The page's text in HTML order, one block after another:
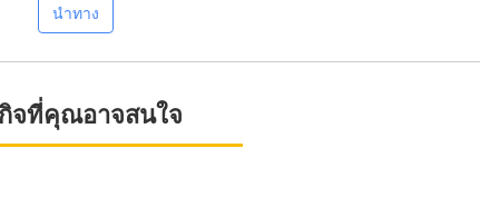
นำทาง
จที่คุณอาจสนใจ